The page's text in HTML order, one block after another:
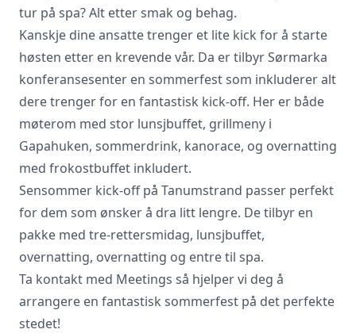
tur på spa? Alt etter smak og behag.
Kanskje dine ansatte trenger et lite kick for å starte
høsten etter en krevende vår. Da er tilbyrSørmarka
konferansesenter en sommerfest som inkluderer alt
dere trenger for en fantastisk kick-off. Her er både
møterom med stor lunsjbuffet, grillmeny i
Gapahuken, sommerdrink, kanorace, og overnatting
med frokostbuffet inkludert.
Sensommer kick-off på Tanumstrand passer perfekt
for dem som ønsker å dra litt lengre. De tilbyr en
pakke med tre-rettersmidag, lunsjbuffet,
overnatting, overnatting og entre til spa.
Ta kontakt med Meetings så hjelper vi deg å
arrangere en fantastisk sommerfest på det perfekte
stedet!